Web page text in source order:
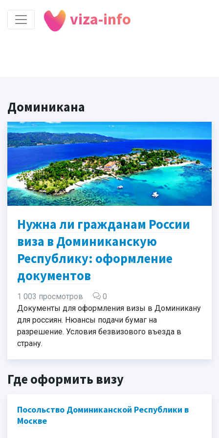
viza-info
Доминикана
Нужна ли гражданам России
виза в Доминиканскую
Республику: оформление
документов
1 003 просмотров
0
Документы для оформления визы в Доминикану
для россиян. Нюансы подачи бумаг на
разрешение. Условия безвизового въезда в
страну.
Где оформить визу
Посольство Доминиканской Республики в
Москве